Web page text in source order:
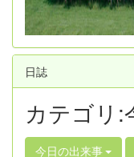
日誌
カテゴリ:
今日の出来事